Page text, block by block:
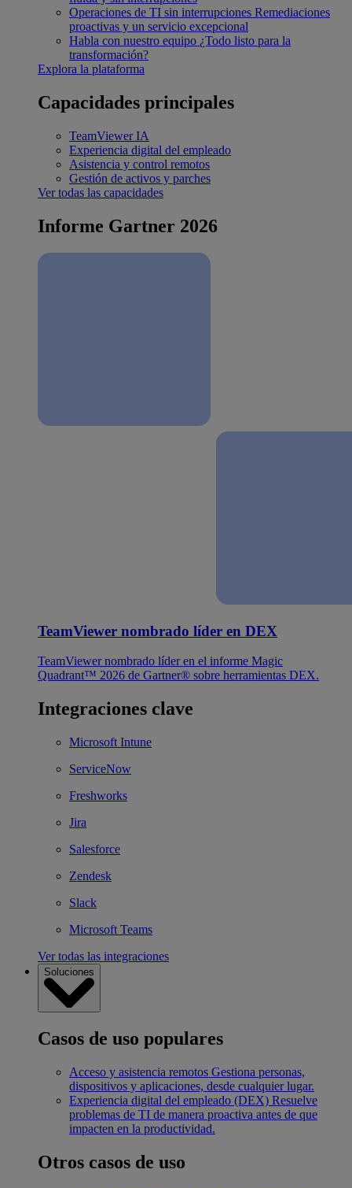
Operaciones de TI sin interrupciones Remediaciones
proactivas y un servicio excepcional
Habla con nuestro equipo ¿Todo listo para la
transformación?
Explora la plataforma
Capacidades principales
TeamViewer IA
Experiencia digital del empleado
Asistencia y control remotos
Gestión de activos y parches
Ver todas las capacidades
Informe Gartner 2026
TeamViewer nombrado líder en DEX
TeamViewer nombrado líder en el informe Magic
Quadrant™ 2026 de Gartner® sobre herramientas DEX.
Integraciones clave
Microsoft Intune
ServiceNow
Freshworks
Jira
Salesforce
Zendesk
Slack
Microsoft Teams
Ver todas las integraciones
Soluciones
Casos de uso populares
Acceso y asistencia remotos Gestiona personas,
dispositivos y aplicaciones, desde cualquier lugar.
Experiencia digital del empleado (DEX) Resuelve
problemas de TI de manera proactiva antes de que
impacten en la productividad.
Otros casos de uso